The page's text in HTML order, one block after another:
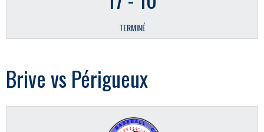
TERMINÉ
Brive vs Périgueux